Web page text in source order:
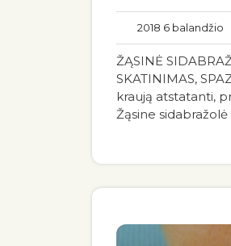
2018 6 balandžio
ŽĄSINĖ
SKATINIMAS,
kraują atstatanti,
Žąsine